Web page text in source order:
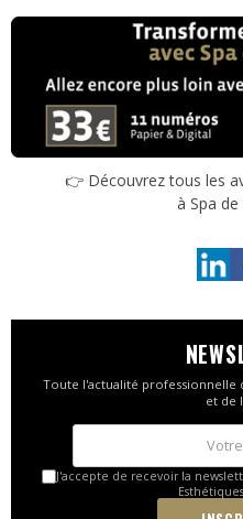
👉 Découvrez tous les
à Spa
Toute l'actualité professionnelle
et de
J'accepte de recevoir la